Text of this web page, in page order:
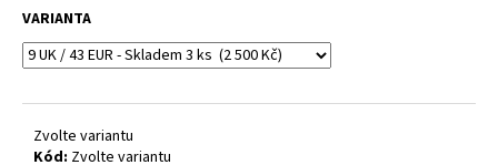
VARIANTA
Zvolte variantu
Kód: Zvolte variantu
MIZUNO
WAVE
MOMENTUM
-